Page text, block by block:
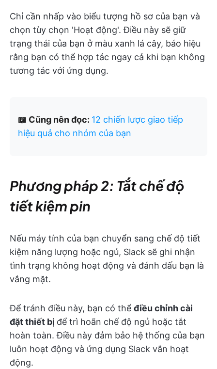
Chỉ cần nhấp vào biểu tượng hồ sơ của bạn và
chọn tùy chọn 'Hoạt động'. Điều này sẽ giữ
trạng thái của bạn ở màu xanh lá cây, báo hiệu
rằng bạn có thể hợp tác ngay cả khi bạn không
tương tác với ứng dụng. ​
📖 Cũng nên đọc: 12 chiến lược giao tiếp
hiệu quả cho nhóm của bạn
Phương pháp 2: Tắt chế độ
tiết kiệm pin
Nếu máy tính của bạn chuyển sang chế độ tiết
kiệm năng lượng hoặc ngủ, Slack sẽ ghi nhận
tình trạng không hoạt động và đánh dấu bạn là
vắng mặt.
Để tránh điều này, bạn có thể điều chỉnh cài
đặt thiết bị để trì hoãn chế độ ngủ hoặc tắt
hoàn toàn. Điều này đảm bảo hệ thống của bạn
luôn hoạt động và ứng dụng Slack vẫn hoạt
động. ​